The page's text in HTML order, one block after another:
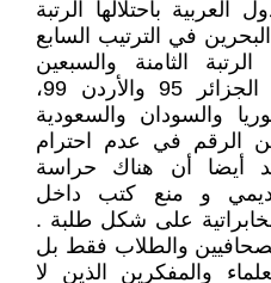
باحتلالها الرتبة
في الترتيب السابع
الثامنة والسبعين
والمغرب في الموقع 89 ، الجزائر 95 والأردن 99،
والسودان والسعودية
الرقم في عدم احترام
أيضا أن هناك حراسة
و منع كتب داخل
على شكل طلبة .
والطلاب فقط بل
والمفكرين الذين لا